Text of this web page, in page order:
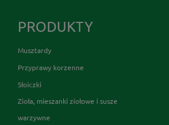
PRODUKTY
Musztardy
Przyprawy korzenne
Słoiczki
Zioła, mieszanki ziołowe i susze
warzywne